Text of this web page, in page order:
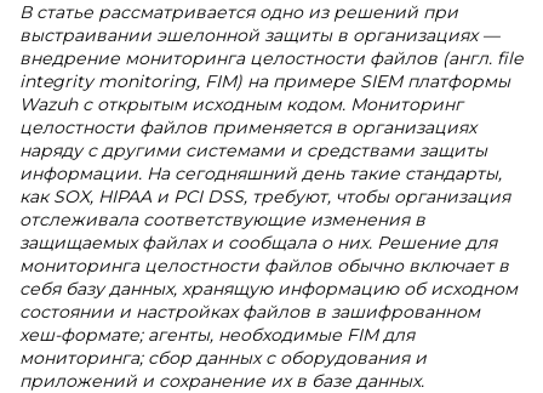
В статье рассматривается одно из решений при
выстраивании эшелонной защиты в организациях —
внедрение мониторинга целостности файлов (англ. file
integrity monitoring, FIM) на примере SIEM платформы
Wazuh с открытым исходным кодом. Мониторинг
целостности файлов применяется в организациях
наряду с другими системами и средствами защиты
информации. На сегодняшний день такие стандарты,
как SOX, HIPAA и PCI DSS, требуют, чтобы организация
отслеживала соответствующие изменения в
защищаемых файлах и сообщала о них. Решение для
мониторинга целостности файлов обычно включает в
себя базу данных, хранящую информацию об исходном
состоянии и настройках файлов в зашифрованном
хеш-формате; агенты, необходимые FIM для
мониторинга; сбор данных с оборудования и
приложений и сохранение их в базе данных.